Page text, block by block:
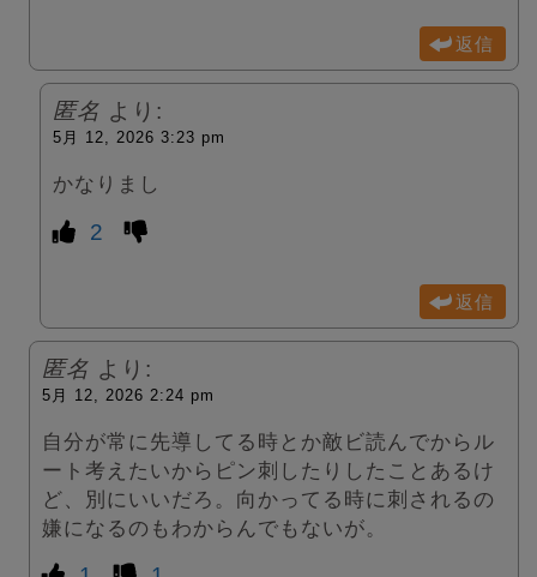
返信
匿名 より:
5月 12, 2026 3:23 pm
かなりまし
2
返信
匿名 より:
5月 12, 2026 2:24 pm
自分が常に先導してる時とか敵ビ読んでからル
ート考えたいからピン刺したりしたことあるけ
ど、別にいいだろ。向かってる時に刺されるの
嫌になるのもわからんでもないが。